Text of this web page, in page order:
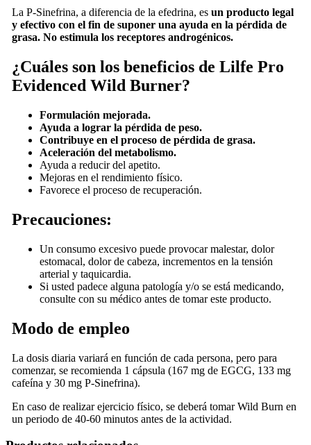
La P-Sinefrina, a diferencia de la efedrina, es un producto legal
y efectivo con el fin de suponer una ayuda en la pérdida de
grasa. No estimula los receptores androgénicos.
¿Cuáles son los beneficios de Lilfe Pro
Evidenced Wild Burner?
Formulación mejorada.
Ayuda a lograr la pérdida de peso.
Contribuye en el proceso de pérdida de grasa.
Aceleración del metabolismo.
Ayuda a reducir del apetito.
Mejoras en el rendimiento físico.
Favorece el proceso de recuperación.
Precauciones:
Un consumo excesivo puede provocar malestar, dolor
estomacal, dolor de cabeza, incrementos en la tensión
arterial y taquicardia.
Si usted padece alguna patología y/o se está medicando,
consulte con su médico antes de tomar este producto.
Modo de empleo
La dosis diaria variará en función de cada persona, pero para
comenzar, se recomienda 1 cápsula (167 mg de EGCG, 133 mg
cafeína y 30 mg P-Sinefrina).
En caso de realizar ejercicio físico, se deberá tomar Wild Burn en
un periodo de 40-60 minutos antes de la actividad.